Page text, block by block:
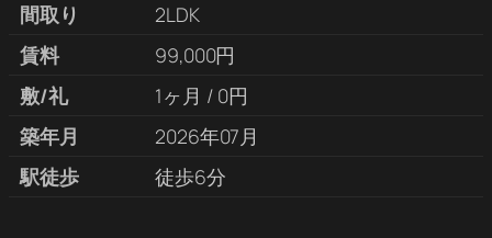
間取り
2LDK
賃料
99,000円
敷/礼
1ヶ月 / 0円
築年月
2026年07月
駅徒歩
徒歩6分